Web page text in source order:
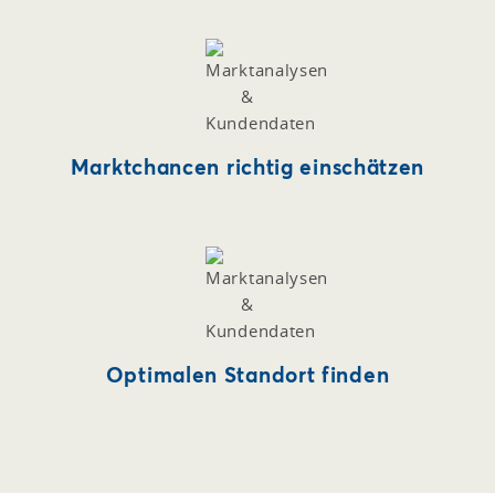
Marktchancen richtig einschätzen
Optimalen Standort finden